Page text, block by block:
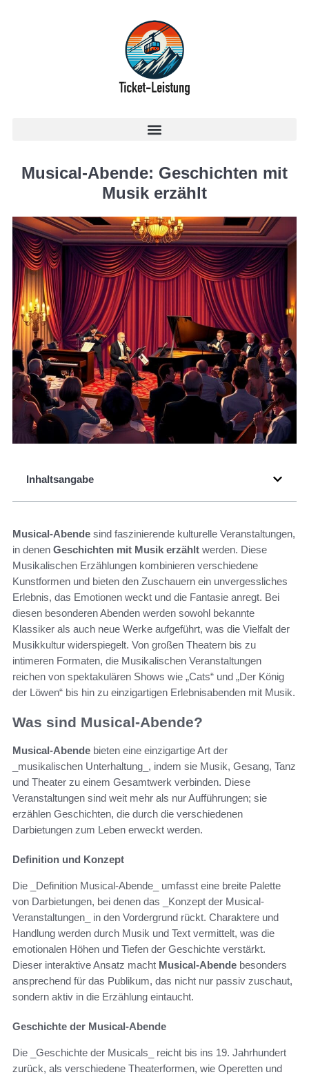
Musical-Abende: Geschichten mit
Musik erzählt
Inhaltsangabe
Musical-Abende sind faszinierende kulturelle Veranstaltungen,
in denen Geschichten mit Musik erzählt werden. Diese
Musikalischen Erzählungen kombinieren verschiedene
Kunstformen und bieten den Zuschauern ein unvergessliches
Erlebnis, das Emotionen weckt und die Fantasie anregt. Bei
diesen besonderen Abenden werden sowohl bekannte
Klassiker als auch neue Werke aufgeführt, was die Vielfalt der
Musikkultur widerspiegelt. Von großen Theatern bis zu
intimeren Formaten, die Musikalischen Veranstaltungen
reichen von spektakulären Shows wie „Cats“ und „Der König
der Löwen“ bis hin zu einzigartigen Erlebnisabenden mit Musik.
Was sind Musical-Abende?
Musical-Abende bieten eine einzigartige Art der
_musikalischen Unterhaltung_, indem sie Musik, Gesang, Tanz
und Theater zu einem Gesamtwerk verbinden. Diese
Veranstaltungen sind weit mehr als nur Aufführungen; sie
erzählen Geschichten, die durch die verschiedenen
Darbietungen zum Leben erweckt werden.
Definition und Konzept
Die _Definition Musical-Abende_ umfasst eine breite Palette
von Darbietungen, bei denen das _Konzept der Musical-
Veranstaltungen_ in den Vordergrund rückt. Charaktere und
Handlung werden durch Musik und Text vermittelt, was die
emotionalen Höhen und Tiefen der Geschichte verstärkt.
Dieser interaktive Ansatz macht Musical-Abende besonders
ansprechend für das Publikum, das nicht nur passiv zuschaut,
sondern aktiv in die Erzählung eintaucht.
Geschichte der Musical-Abende
Die _Geschichte der Musicals_ reicht bis ins 19. Jahrhundert
zurück, als verschiedene Theaterformen, wie Operetten und